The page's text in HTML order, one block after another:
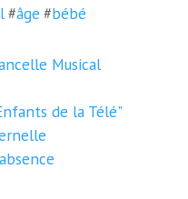
#âge #bébé
Musical
de la Télé"